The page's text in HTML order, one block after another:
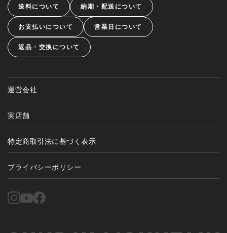
送料について 納期・配送について
お支払いについて 営業日について
返品・交換について
運営会社
実店舗
特定商取引法に基づく表示
プライバシーポリシー